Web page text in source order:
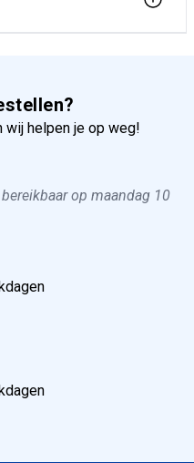
wij helpen je op weg!
op maandag 10